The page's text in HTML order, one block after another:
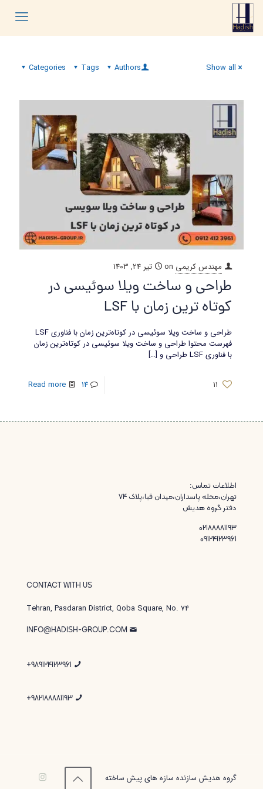
Categories Tags Authors Show all
مهندس کریمی on تیر 24, 1403
طراحی و ساخت ویلا سوئیسی در
کوتاه ترین زمان با LSF
طراحی و ساخت ویلا سوئیسی در کوتاه‌ترین زمان با فناوری LSF
فهرست محتوا طراحی و ساخت ویلا سوئیسی در کوتاه‌ترین زمان
با فناوری LSF طراحی و
[…]
11
14
Read more
اطلاعات تماس:
تهران،محله پاسداران،میدان قبا،پلاک ۷۴
دفتر گروه هدیش
02188881193
09124123961
CONTACT WITH US
Tehran, Pasdaran District, Qoba Square, No. 74
گروه هدیش سازنده سازه های پیش ساخته